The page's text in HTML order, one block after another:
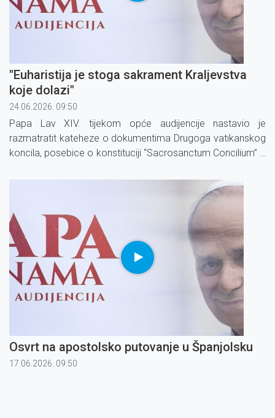
"Euharistija je stoga sakrament Kraljevstva
koje dolazi"
24.06.2026. 09:50
Papa Lav XIV. tijekom opće audijencije nastavio je
razmatratit kateheze o dokumentima Drugoga vatikanskog
koncila, posebice o konstituciji “Sacrosanctum Concilium” o
Osvrt na apostolsko putovanje u Španjolsku
17.06.2026. 09:50